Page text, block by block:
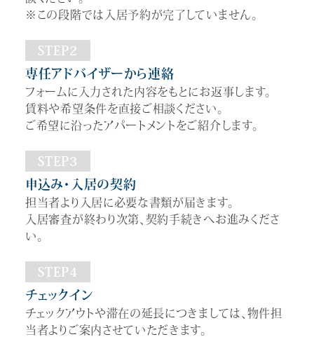
※この段階では入居予約が完了していません。
STEP2
専任アドバイザーから連絡
フォームに入力された内容をもとにお返事します。
賃料や希望条件を直接ご相談ください。
ご希望に沿ったアパートメントをご紹介します。
STEP3
申込み・入居の契約
担当者より入居に必要な書類が届きます。
入居審査が終わり次第、契約手続きへお進みくださ
い。
STEP4
チェックイン
チェックアウトや滞在の延長につきましては、物件担
当者よりご案内させていただきます。